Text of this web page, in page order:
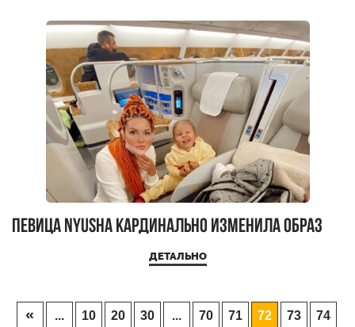
Певица Nyusha кардинально изменила образ
ДЕТАЛЬНО
« ... 10 20 30 ... 70 71 72 73 74